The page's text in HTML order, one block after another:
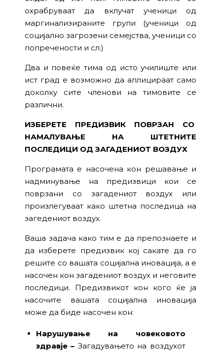
охрабруваат да вклучат ученици од
маргинализираните групи (ученици од
социјално загрозени семејства, ученици со
попречености и сл.)
Два и повеќе тима од исто училиште или
ист град е возможно да аплицираат само
доколку сите членови на тимовите се
различни.
ИЗБЕРЕТЕ ПРЕДИЗВИК ПОВРЗАН СО
НАМАЛУВАЊЕ НА ШТЕТНИТЕ
ПОСЛЕДИЦИ ОД ЗАГАДЕНИОТ ВОЗДУХ
Програмата е насочена кон решавање и
надминување на предизвици кои се
поврзани со загадениот воздух или
произлегуваат како штетна последица на
загедениот воздух.
Ваша задача како тим е да препознаете и
да изберете предизвик кој сакате да го
решите со вашата социјална иновација, а е
насочен кон загадениот воздух и неговите
последици. Предизвикот кон кого ќе ја
насочите вашата социјална иновација
може да биде насочен кон:
Нарушување на човековото
здравје – Загадувањето на воздухот